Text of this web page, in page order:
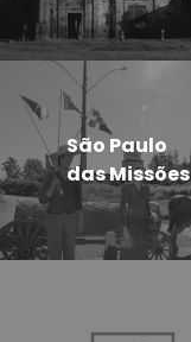
São Paulo
das Missões